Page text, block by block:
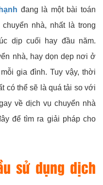
đang là một bài toán
nhà, nhất là trong
dịp cuối hay đầu năm.
nhà, hay dọn dẹp nơi ở
gia đình. Tuy vậy, thời
có thể sẽ là quá tải so với
về dịch vụ chuyển nhà
để tìm ra giải pháp cho
sử dụng dịch